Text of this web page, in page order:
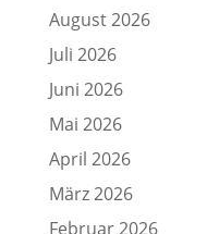
August 2026
Juli 2026
Juni 2026
Mai 2026
April 2026
März 2026
Februar 2026